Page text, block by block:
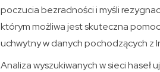
poczucia bezradności i myśli
którym możliwa jest skuteczna
uchwytny w danych pochodzących z
Analiza wyszukiwanych w sieci